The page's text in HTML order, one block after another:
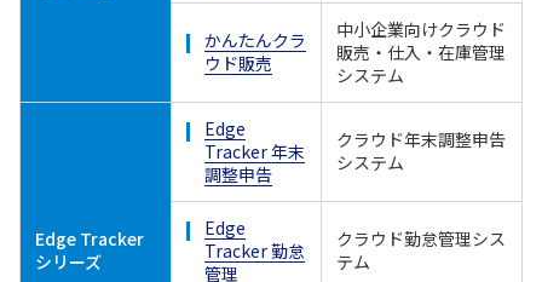
かんたんクラ
ウド販売
中小企業向けクラウド
販売・仕入・在庫管理
システム
Edge Tracker
シリーズ
Edge
Tracker 年末
調整申告
クラウド年末調整申告
システム
Edge
Tracker 勤怠
管理
クラウド勤怠管理シス
テム